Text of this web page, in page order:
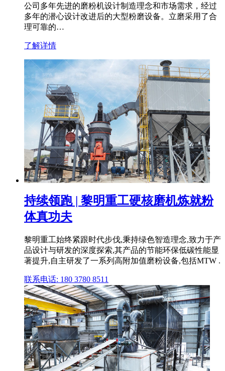
公司多年先进的磨粉机设计制造理念和市场需求，经过
多年的潜心设计改进后的大型粉磨设备。立磨采用了合
理可靠的…
了解详情
持续领跑 | 黎明重工硬核磨机炼就粉
体真功夫
黎明重工始终紧跟时代步伐,秉持绿色智造理念,致力于产
品设计与研发的深度探索,其产品的节能环保低碳性能显
著提升,自主研发了一系列高附加值磨粉设备,包括MTW .
联系电话: 180 3780 8511